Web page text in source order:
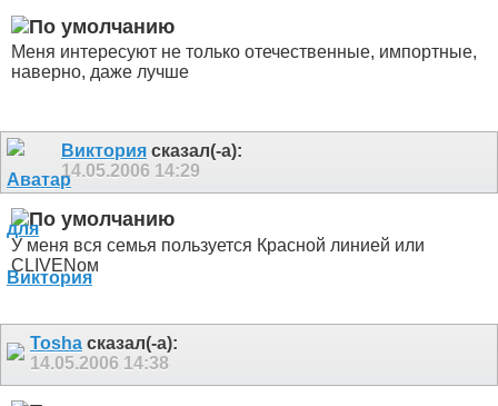
Меня интересуют не только отечественные, импортные,
наверно, даже лучше
Виктория сказал(-а):
14.05.2006 14:29
У меня вся семья пользуется Красной линией или
CLIVENом
Tosha сказал(-а):
14.05.2006 14:38